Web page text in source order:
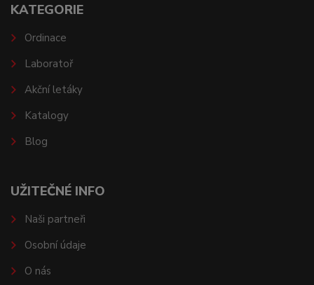
KATEGORIE
Ordinace
Laboratoř
Akční letáky
Katalogy
Blog
UŽITEČNÉ INFO
Naši partneři
Osobní údaje
O nás